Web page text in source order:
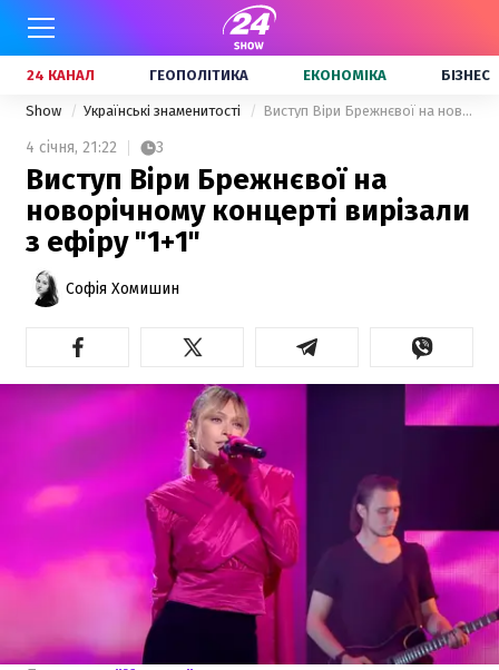
24 КАНАЛ ГЕОПОЛІТИКА ЕКОНОМІКА БІЗНЕС
Show Українські знаменитості Виступ Віри Брежнєвої на новорічному концерті вирізали з ефіру "1+1"
4 січня, 21:22 3
Виступ Віри Брежнєвої на
новорічному концерті вирізали
з ефіру "1+1"
Софія Хомишин